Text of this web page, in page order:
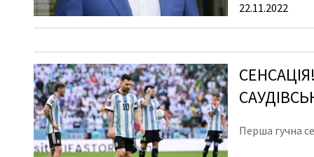
22.11.2022
Перша гучна